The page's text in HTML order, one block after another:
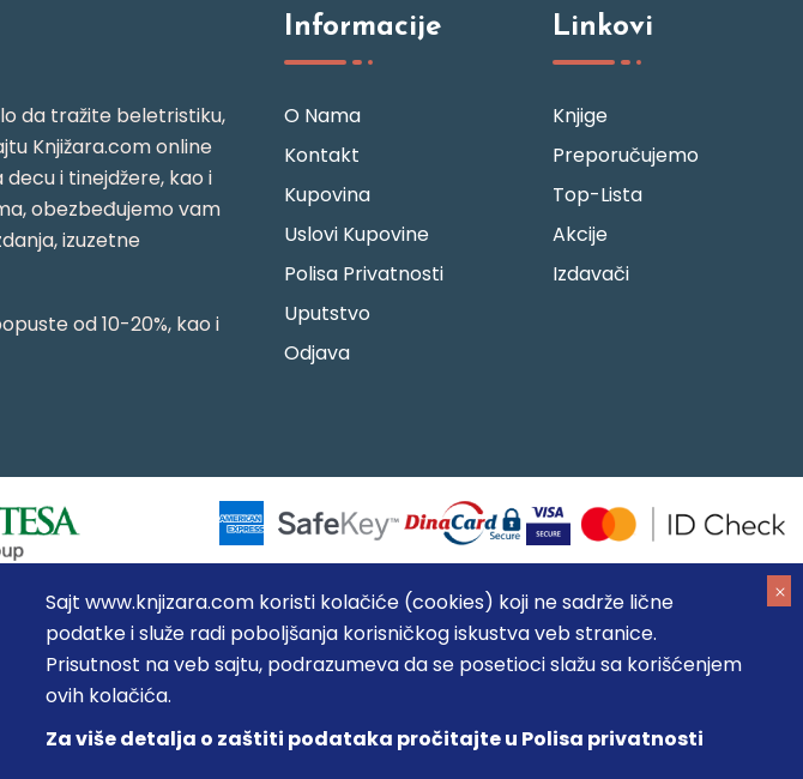
Sajt www.knjizara.com koristi kolačiće (cookies) koji ne sadrže lične
podatke i služe radi poboljšanja korisničkog iskustva veb stranice.
Prisutnost na veb sajtu, podrazumeva da se posetioci slažu sa korišćenjem
ovih kolačića.
Za više detalja o zaštiti podataka pročitajte u Polisa privatnosti
da tražite beletristiku,
Knjižara.com online
i tinejdžere, kao i
obezbeđujemo vam
izuzetne
od 10-20%, kao i
Informacije
O Nama
Kontakt
Kupovina
Uslovi Kupovine
Polisa Privatnosti
Uputstvo
Odjava
Linkovi
Knjige
Preporučujemo
Top-Lista
Akcije
Izdavači
(NOVI BEOGRAD), PIB: 105184104, MB: 20337524
precizniji u opisu proizvoda, prikazu slika i samih cena, ali ne možemo garantovati da su
naše ponude i ne podrazumeva da su dostupni u svakom trenutku.